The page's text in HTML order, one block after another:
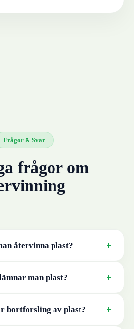
Frågor & Svar
frågor om
återvinna plast? +
man plast? +
bortforsling av plast? +